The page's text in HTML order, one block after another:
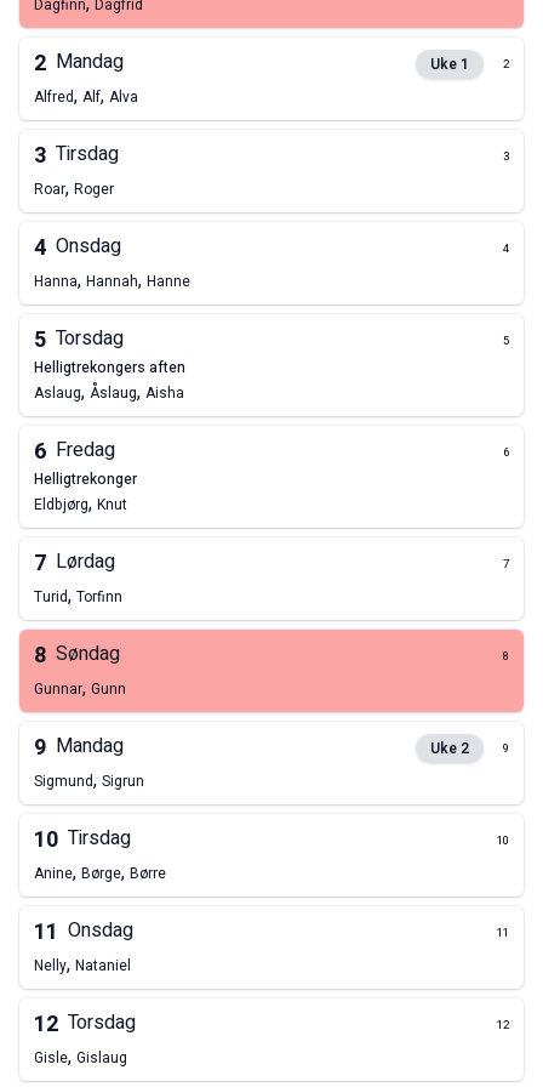
Dagfinn Dagfrid
2 Mandag Uke 1 2
Alfred, Alf, Alva
3 Tirsdag 3
Roar, Roger
4 Onsdag 4
Hanna, Hannah, Hanne
5 Torsdag 5
helligtrekongers aften
Aslaug, Åslaug, Aisha
6 Fredag 6
helligtrekonger
Eldbjørg, Knut
7 Lørdag 7
Turid, Torfinn
8 Søndag 8
Gunnar, Gunn
9 Mandag Uke 2 9
Sigmund, Sigrun
10 Tirsdag 10
Anine, Børge, Børre
11 Onsdag 11
Nelly, Nataniel
12 Torsdag 12
Gisle, Gislaug